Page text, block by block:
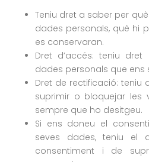
Teniu dret a saber per
dades personals, què hi
es conservaran.
Dret d’accés: teniu
dades personals que ens
Dret de rectificació: teniu
suprimir o bloquejar les
sempre que ho desitgeu.
Si ens doneu el
seves dades, teniu el
consentiment i de